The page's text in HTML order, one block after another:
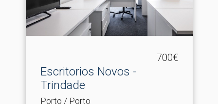
700€
Escritorios Novos -
Trindade
Porto / Porto